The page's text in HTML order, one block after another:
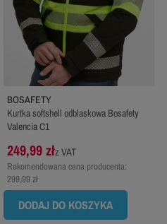
BOSAFETY
Kurtka softshell odblaskowa Bosafety
Valencia C1
249,99 złz VAT
Rekomendowana cena producenta:
299,99 zł
DODAJ DO KOSZYKA